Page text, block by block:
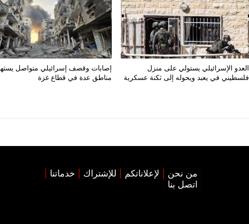
العدو الإسرائيلي يستولي على منزل
فلسطيني في يعبد ويحوله إلى ثكنة عسكرية
إصابات وقصف إسرائيلي متواصل
مناطق عدة في قطاع غزة
من نحن لإعلاناتكم للإشتراك
خدماتنا
اتصل بنا